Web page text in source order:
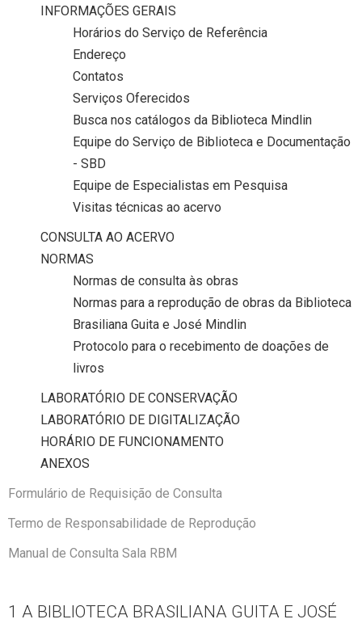
INFORMAÇÕES GERAIS
Horários do Serviço de Referência
Endereço
Contatos
Serviços Oferecidos
Busca nos catálogos da Biblioteca Mindlin
Equipe do Serviço de Biblioteca e Documentação
- SBD
Equipe de Especialistas em Pesquisa
Visitas técnicas ao acervo
CONSULTA AO ACERVO
NORMAS
Normas de consulta às obras
Normas para a reprodução de obras da Biblioteca
Brasiliana Guita e José Mindlin
Protocolo para o recebimento de doações de
livros
LABORATÓRIO DE CONSERVAÇÃO
LABORATÓRIO DE DIGITALIZAÇÃO
HORÁRIO DE FUNCIONAMENTO
ANEXOS
Formulário de Requisição de Consulta
Termo de Responsabilidade de Reprodução
Manual de Consulta Sala RBM
1 A BIBLIOTECA BRASILIANA GUITA E JOSÉ